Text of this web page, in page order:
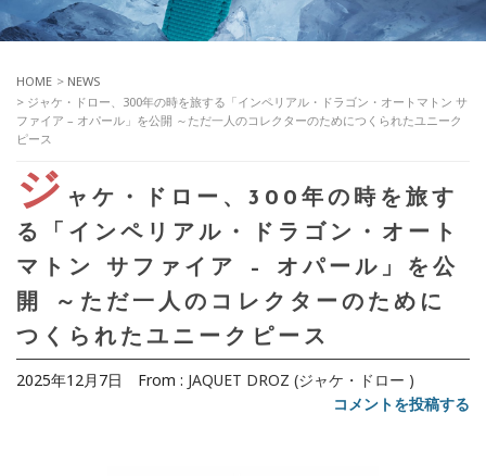
HOME > NEWS
> ジャケ・ドロー、300年の時を旅する「インペリアル・ドラゴン・オートマトン サ
ファイア – オパール」を公開 ～ただ一人のコレクターのためにつくられたユニーク
ピース
ジ ャケ・ドロー、300年の時を旅す
る「インペリアル・ドラゴン・オート
マトン サファイア – オパール」を公
開 ～ただ一人のコレクターのために
つくられたユニークピース
2025年12月7日 From : JAQUET DROZ (ジャケ・ドロー )
コメントを投稿する